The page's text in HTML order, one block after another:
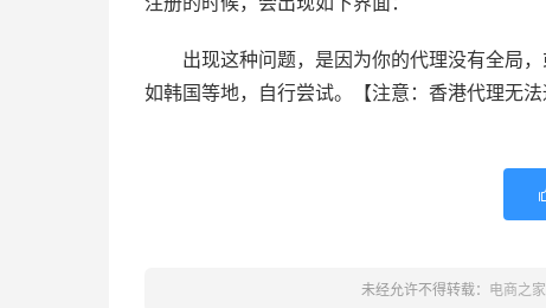
出现这种问题，是因为你的代理没有全局
如韩国等地，自行尝试。【注意：香港代理无
未经允许不得转载： 电商之家